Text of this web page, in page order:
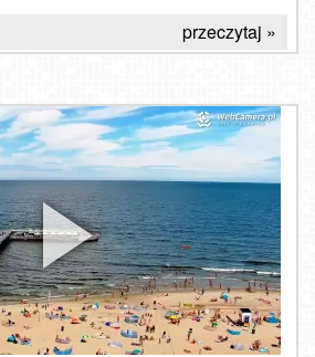
przeczytaj »